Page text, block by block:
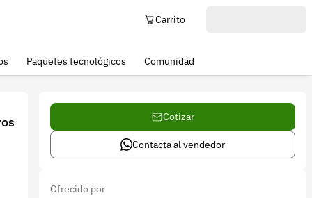
Carrito
Paquetes tecnológicos Comunidad
Cotizar
Contacta al vendedor
Ofrecido por